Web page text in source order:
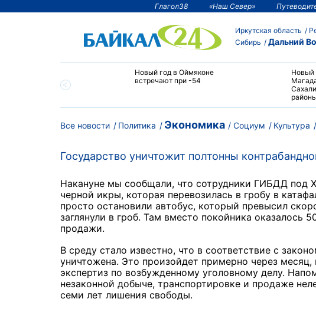
Глагол38 «Наш Север»
Иркутская область
Сибирь
Дальний
Новый год в Оймяконе
встречают при -54
Новый
Все новости Политика Экономика Социум Культура
Государство уничтожит полтонны
Накануне мы сообщали, что сотрудники ГИБДД под
черной икры, которая перевозилась в гробу в
просто остановили автобус, который превысил
заглянули в гроб. Там вместо покойника оказалось
продажи.
В среду стало известно, что в соответствие с
уничтожена. Это произойдет примерно через
экспертиз по возбужденному уголовному делу.
незаконной добыче, транспортировке и продаже
семи лет лишения свободы.